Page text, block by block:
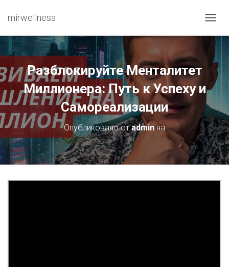
mirwellness
Разблокируйте Менталитет
Миллионера: Путь к Успеху и
Самореализации
Опубликовано отadmin на